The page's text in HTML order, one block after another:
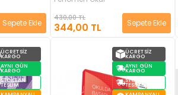
Sepete Ekle
430,00 TL
344,00 TL Sepete Ekle
ÜCRETSIZ
KARGO
AYNI GÜN
KARGO
STOKTAN
TESLIM
ÜCRETSIZ
KARGO
AYNI GÜN
KARGO
STOKTAN
TESLIM